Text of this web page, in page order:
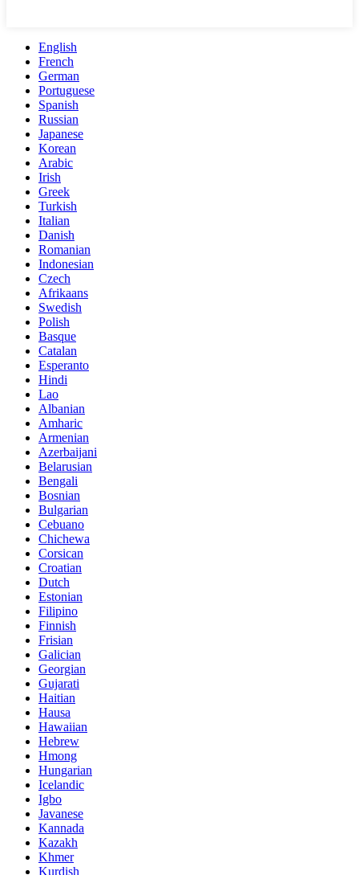
English
French
German
Portuguese
Spanish
Russian
Japanese
Korean
Arabic
Irish
Greek
Turkish
Italian
Danish
Romanian
Indonesian
Czech
Afrikaans
Swedish
Polish
Basque
Catalan
Esperanto
Hindi
Lao
Albanian
Amharic
Armenian
Azerbaijani
Belarusian
Bengali
Bosnian
Bulgarian
Cebuano
Chichewa
Corsican
Croatian
Dutch
Estonian
Filipino
Finnish
Frisian
Galician
Georgian
Gujarati
Haitian
Hausa
Hawaiian
Hebrew
Hmong
Hungarian
Icelandic
Igbo
Javanese
Kannada
Kazakh
Khmer
Kurdish